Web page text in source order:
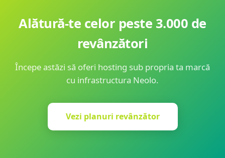
Alătură-te celor peste 3.000 de
revânzători
Începe astăzi să oferi hosting sub propria ta marcă
cu infrastructura Neolo.
Vezi planuri revânzător